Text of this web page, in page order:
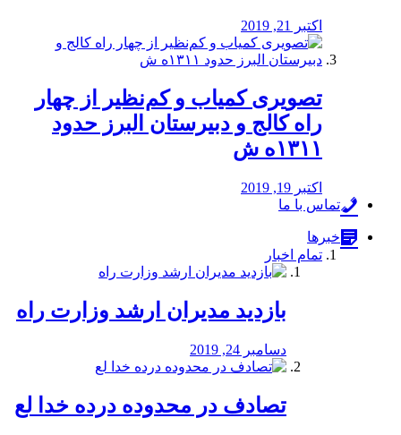
اکتبر 21, 2019
️تصویری کمیاب و کم‌نظیر از چهار
راه كالج و دبيرستان البرز حدود
۱۳۱۱ه ش
اکتبر 19, 2019
تماس با ما
خبرها
تمام اخبار
بازدید مدیران ارشد وزارت راه
دسامبر 24, 2019
تصادف در محدوده درده خدا لع